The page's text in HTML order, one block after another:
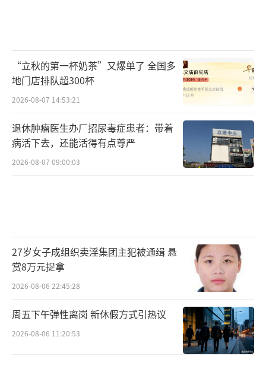
“立秋的第一杯奶茶”又爆单了 全国多
地门店排队超300杯
2026-08-07 14:53:21
退休肿瘤医生办厂招尿毒症患者：带着
病活下去，还能活得有点尊严
2026-08-07 09:00:03
27岁女子成组织卖淫集团主犯被通缉 悬
赏8万元捉拿
2026-08-06 22:45:28
周五下午弹性离岗 新休假方式引热议
2026-08-06 11:20:53